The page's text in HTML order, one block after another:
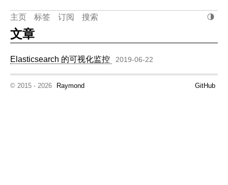
主页 标签 订阅 搜索
文章
Elasticsearch 的可视化监控 2019-06-22
© 2015 - 2026 Raymond GitHub